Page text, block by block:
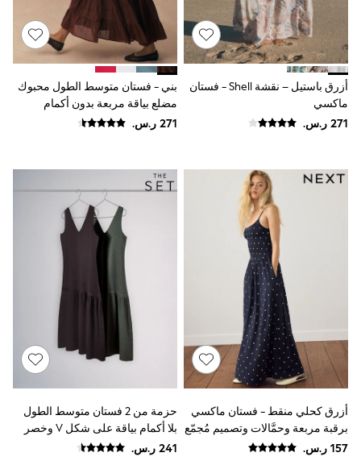
Baker by Ted Baker
Boden
Lipsy
Love & Roses
Mint Velvet
Monsoon
SCHOOWEAR
All Boys Schoolwear
Shorts
Shirts
Polo Shirts
Sweatshirts & Jumpers
Coats & Jackets
Underwear
Socks
Multipacks
All Boys Sport & Swimwear
Trainers & Pumps
Swimwear
Tops
Shorts
Joggers
adidas
Nike
All Girls Schoolwear
Shoes
Dresses
أزرق باستيل – نقشة Shell - فستان
ماكسي
بني - فستان متوسط الطول محبوك
مضلع بياقة مربعة بدون أكمام
أزرق كحلي منقط - فستان ماكسي
برقبة مربعة وحمَّالات وتصميم مُجمّع
حزمة من 2 فستان متوسط الطول
بلا أكمام بياقة على شكل V وخصر
منخفض مع الكتان من The Set